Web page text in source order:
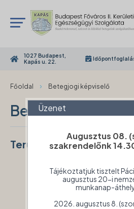
1027 Budapest,
Kapás u. 22.
Főoldal › Betegjogi képviselő
Betegjogi
Területileg illetékes
szolgálat munkatársa, az
intézménytől független
Üzenet
Augusztus 08.
szakrendelőnk
Tájékoztatjuk tisztelt
augusztus 20-i
munkanap-
2026. augusztus 8.